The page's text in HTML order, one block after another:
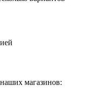
магазинов: